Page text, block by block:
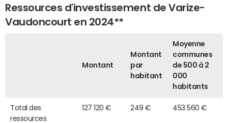
Ressources d'investissement de Varize-
Vaudoncourt en 2024**
Montant
Montant
par
habitant
Moyenne
communes
de 500 à 2
000
habitants
Total des
ressources
127 120 € 249 € 453 560 €